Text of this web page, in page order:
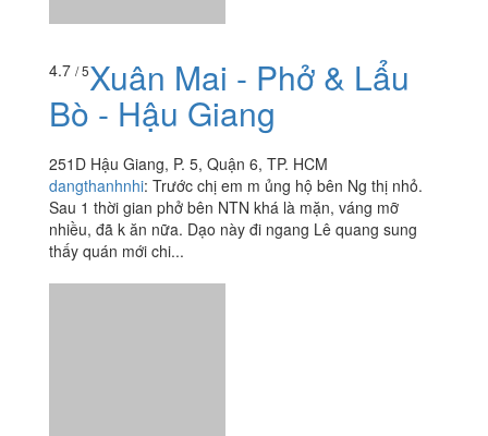
dangthanhnhi:Trước chị em m ủng hộ bên Ng thị nhỏ.
nhiều, đã k ăn nữa. Dạo này đi ngang Lê quang sung
thấy quán mới chi...